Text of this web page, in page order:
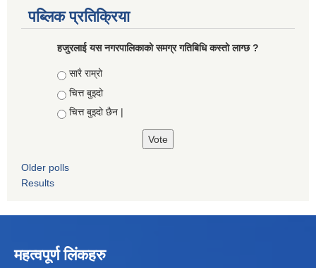
पब्लिक प्रतिक्रिया
हजुरलाई यस नगरपालिकाको समग्र गतिबिधि कस्तो लाग्छ ?
Choices
सारै राम्रो
चित्त बुझ्दो
चित्त बुझ्दो छैन |
Older polls
Results
महत्वपूर्ण लिंकहरु